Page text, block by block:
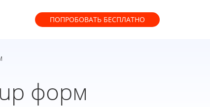
ПОПРОБОВАТЬ БЕСПЛАТНО
форм